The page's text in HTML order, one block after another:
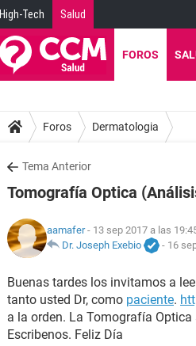
High-Tech Salud
FOROS
Foros Dermatologia
Tema Anterior
Tomografía Optica
aamafer- 13 sep 2017 a las
Dr. Joseph Exebio
- 16
Buenas tardes los invitamos a
tanto usted Dr, como paciente.
a la orden. La Tomografía
Escribenos. Feliz Día